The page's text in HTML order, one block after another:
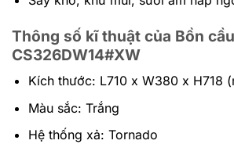
Thông số kĩ thuật của Bồn
CS326DW14#XW
Kích thước: L710 x W380 x H718
Màu sắc: Trắng
Hệ thống xả: Tornado